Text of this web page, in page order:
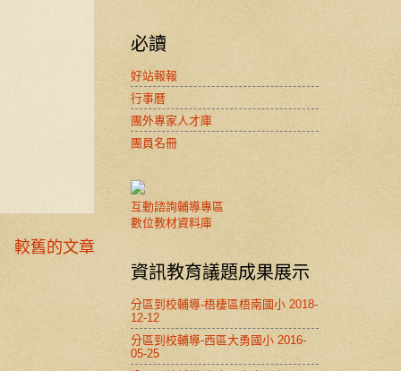
較舊的文章
必讀
好站報報
行事曆
團外專家人才庫
團員名冊
互動諮詢輔導專區
數位教材資料庫
資訊教育議題成果展示
分區到校輔導-梧棲區梧南國小 2018-
12-12
分區到校輔導-西區大勇國小 2016-
05-25